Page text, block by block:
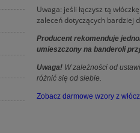
Uwaga: jeśli łączysz tą
zaleceń dotyczących bardziej
Producent rekomenduje
umieszczony na banderoli
Uwaga! W zależności od
różnić się od siebie.
Zobacz darmowe wzory z